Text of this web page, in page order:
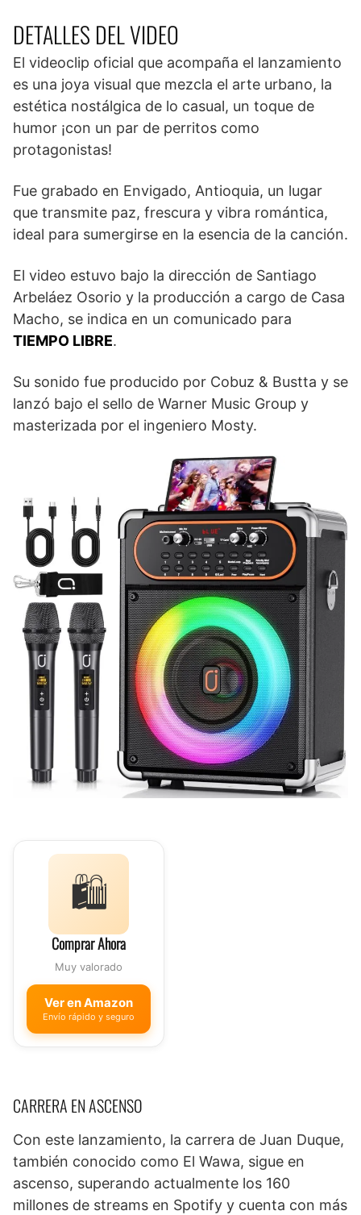
DETALLES DEL VIDEO
El videoclip oficial que acompaña el lanzamiento
es una joya visual que mezcla el arte urbano, la
estética nostálgica de lo casual, un toque de
humor ¡con un par de perritos como
protagonistas!
Fue grabado en Envigado, Antioquia, un lugar
que transmite paz, frescura y vibra romántica,
ideal para sumergirse en la esencia de la canción.
El video estuvo bajo la dirección de Santiago
Arbeláez Osorio y la producción a cargo de Casa
Macho, se indica en un comunicado para
TIEMPO LIBRE.
Su sonido fue producido por Cobuz & Bustta y se
lanzó bajo el sello de Warner Music Group y
masterizada por el ingeniero Mosty.
🛍️
Comprar Ahora
Muy valorado
Ver en Amazon
Envío rápido y seguro
CARRERA EN ASCENSO
Con este lanzamiento, la carrera de Juan Duque,
también conocido como El Wawa, sigue en
ascenso, superando actualmente los 160
millones de streams en Spotify y cuenta con más